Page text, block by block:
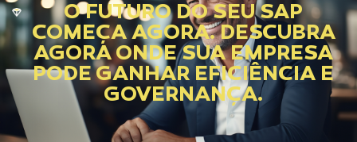
O FUTURO DO SEU SAP
COMEÇA AGORA. DESCUBRA
AGORA ONDE SUA EMPRESA
PODE GANHAR EFICIÊNCIA E
GOVERNANÇA.